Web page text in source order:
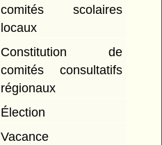
comités scolaires
locaux
Constitution de
comités consultatifs
régionaux
Élection
Vacance